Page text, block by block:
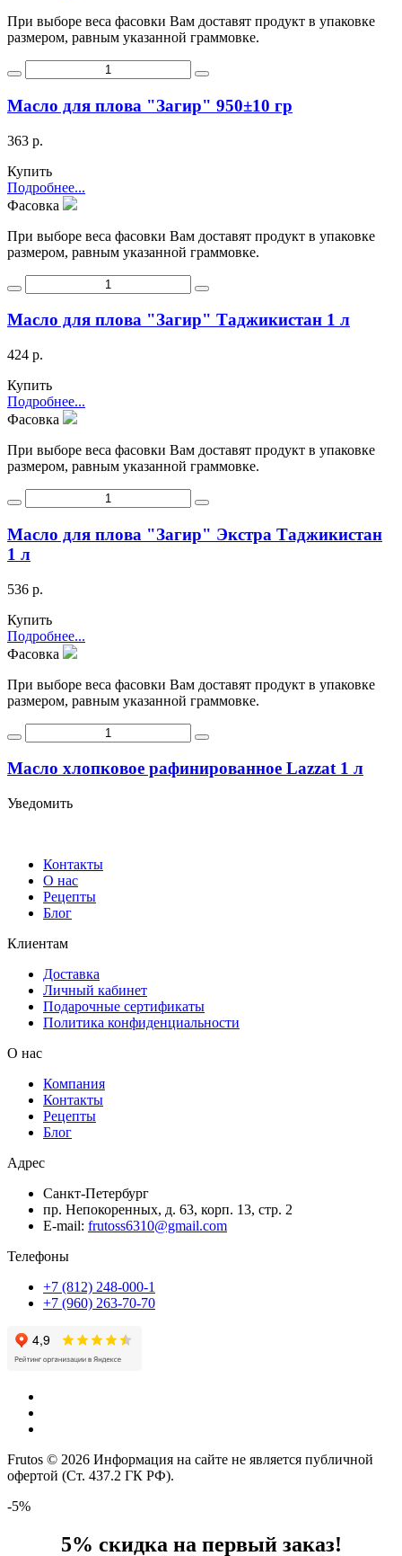
При выборе веса фасовки Вам доставят продукт в упаковке
размером, равным указанной граммовке.
Масло для плова "Загир" 950±10 гр
363 р.
Купить
Подробнее...
Фасовка
При выборе веса фасовки Вам доставят продукт в упаковке
размером, равным указанной граммовке.
Масло для плова "Загир" Таджикистан 1 л
424 р.
Купить
Подробнее...
Фасовка
При выборе веса фасовки Вам доставят продукт в упаковке
размером, равным указанной граммовке.
Масло для плова "Загир" Экстра Таджикистан
1 л
536 р.
Купить
Подробнее...
Фасовка
При выборе веса фасовки Вам доставят продукт в упаковке
размером, равным указанной граммовке.
Масло хлопковое рафинированное Lazzat 1 л
Уведомить
Контакты
О нас
Рецепты
Блог
Клиентам
Доставка
Личный кабинет
Подарочные сертификаты
Политика конфиденциальности
О нас
Компания
Контакты
Рецепты
Блог
Адрес
Санкт-Петербург
пр. Непокоренных, д. 63, корп. 13, стр. 2
E-mail: frutoss6310@gmail.com
Телефоны
+7 (812) 248-000-1
+7 (960) 263-70-70
Frutos © 2026 Информация на сайте не является публичной
офертой (Ст. 437.2 ГК РФ).
-5%
5% скидка на первый заказ!